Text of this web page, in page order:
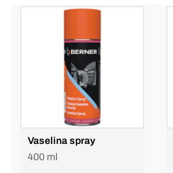
Vaselina spray
400 ml